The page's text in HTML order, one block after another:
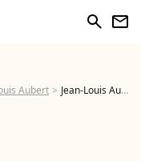
search newsletter
Aubert Jean-Louis Aubert a révélé sur le plateau de l'émission "Quelle époque !" que sa mère a un jour jeté son hamster par la fenêtre. Crédit : Quelle époque !/France 2 - Vidéo